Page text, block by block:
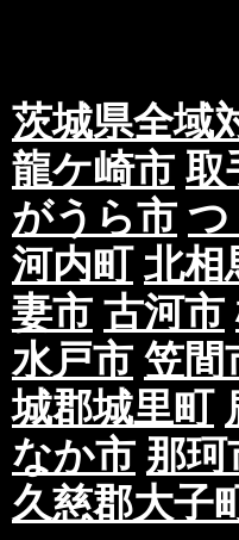
茨城県全域
龍ケ崎市 取
がうら市 つ
河内町 北相
妻市 古河市
水戸市 笠間
城郡城里町
なか市 那珂
久慈郡大子